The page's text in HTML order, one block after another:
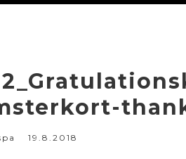
19.8.2018